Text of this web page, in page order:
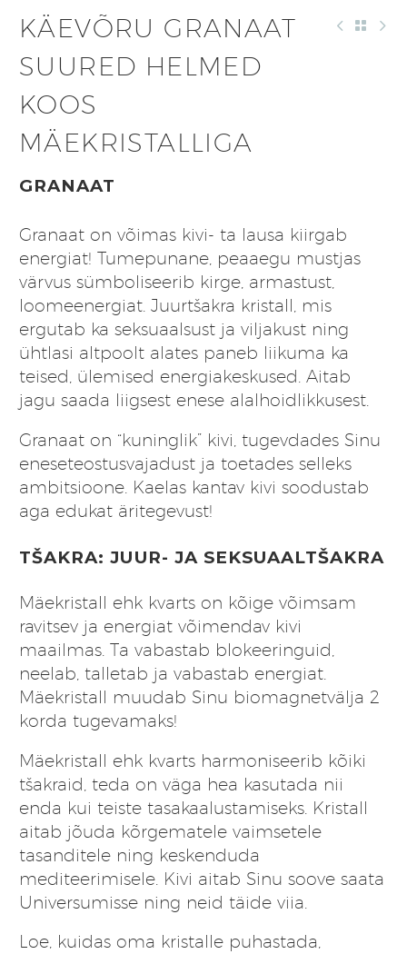
KÄEVÕRU GRANAAT
SUURED HELMED
KOOS
MÄEKRISTALLIGA
GRANAAT
Granaat on võimas kivi- ta lausa kiirgab
energiat! Tumepunane, peaaegu mustjas
värvus sümboliseerib kirge, armastust,
loomeenergiat. Juurtšakra kristall, mis
ergutab ka seksuaalsust ja viljakust ning
ühtlasi altpoolt alates paneb liikuma ka
teised, ülemised energiakeskused. Aitab
jagu saada liigsest enese alalhoidlikkusest.
Granaat on “kuninglik” kivi, tugevdades Sinu
eneseteostusvajadust ja toetades selleks
ambitsioone. Kaelas kantav kivi soodustab
aga edukat äritegevust!
TŠAKRA: JUUR- JA SEKSUAALTŠAKRA
Mäekristall ehk kvarts on kõige võimsam
ravitsev ja energiat võimendav kivi
maailmas. Ta vabastab blokeeringuid,
neelab, talletab ja vabastab energiat.
Mäekristall muudab Sinu biomagnetvälja 2
korda tugevamaks!
Mäekristall ehk kvarts harmoniseerib kõiki
tšakraid, teda on väga hea kasutada nii
enda kui teiste tasakaalustamiseks. Kristall
aitab jõuda kõrgematele vaimsetele
tasanditele ning keskenduda
mediteerimisele. Kivi aitab Sinu soove saata
Universumisse ning neid täide viia.
Loe, kuidas oma kristalle puhastada,